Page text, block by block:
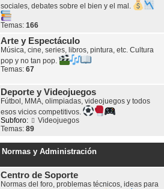
sociales, debates sobre el bien y el mal.
Temas: 166
Arte y Espectáculo
Música, cine, series, libros, pintura, etc. Cultura
pop y no tan pop.
Temas: 67
Deporte y Videojuegos
Fútbol, MMA, olimpiadas, videojuegos y todos
esos vicios competitivos.
Subforo:
Videojuegos
Temas: 89
Normas y Administración
Centro de Soporte
Normas del foro, problemas técnicos, ideas para